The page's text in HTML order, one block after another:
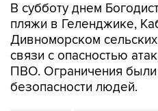
В субботу днем
пляжи в Геленджике,
Дивноморском
связи с опасностью
ПВО. Ограничения
безопасности людей.